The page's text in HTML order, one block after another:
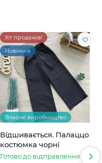
Хіт продажів!
Новинка
Власне виробництво
Відшивається. Палаццо
костюмка чорні
Готово до відправлення